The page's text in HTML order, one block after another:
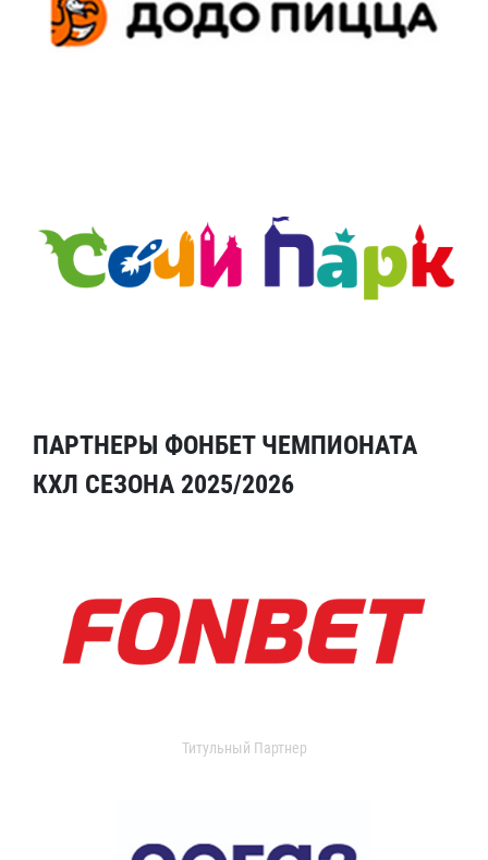
ПАРТНЕРЫ ФОНБЕТ ЧЕМПИОНАТА
КХЛ СЕЗОНА 2025/2026
Титульный Партнер